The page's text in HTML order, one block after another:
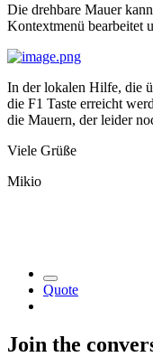
Die drehbare Mauer
Kontextmenü bearbeitet
In der lokalen Hilfe, die
die F1 Taste erreicht
die Mauern, der leider
Viele Grüße
Mikio
Quote
Join the